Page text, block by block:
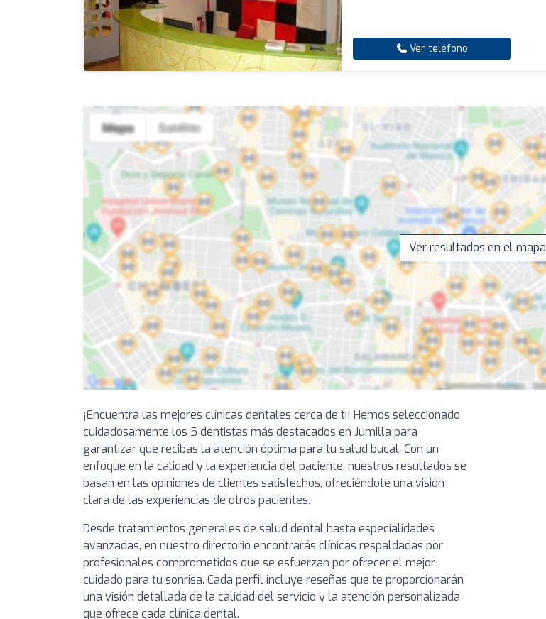
Ver teléfono
Ver resultados en el mapa
¡Encuentra las mejores clínicas dentales cerca de ti! Hemos seleccionado
cuidadosamente los 5 dentistas más destacados en Jumilla para
garantizar que recibas la atención óptima para tu salud bucal. Con un
enfoque en la calidad y la experiencia del paciente, nuestros resultados se
basan en las opiniones de clientes satisfechos, ofreciéndote una visión
clara de las experiencias de otros pacientes.
Desde tratamientos generales de salud dental hasta especialidades
avanzadas, en nuestro directorio encontrarás clínicas respaldadas por
profesionales comprometidos que se esfuerzan por ofrecer el mejor
cuidado para tu sonrisa. Cada perfil incluye reseñas que te proporcionarán
una visión detallada de la calidad del servicio y la atención personalizada
que ofrece cada clínica dental.